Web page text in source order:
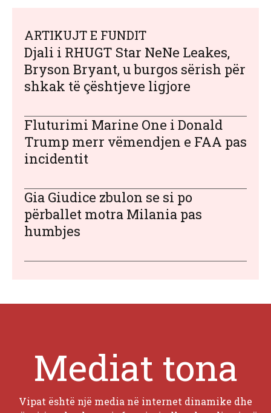
ARTIKUJT E FUNDIT
Djali i RHUGT Star NeNe Leakes,
Bryson Bryant, u burgos sërish për
shkak të çështjeve ligjore
Fluturimi Marine One i Donald
Trump merr vëmendjen e FAA pas
incidentit
Gia Giudice zbulon se si po
përballet motra Milania pas
humbjes
Mediat tona
Vipat është një media në internet dinamike dhe